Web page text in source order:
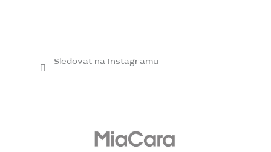
Sledovat na Instagramu